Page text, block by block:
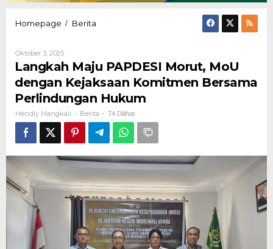
Homepage / Berita
MoU
Kejaksaan
Komitmen
Bersama
Perlindungan
Hukum
Oktober 3, 2025Oleh
Hendly
Mangkali
Langkah Maju PAPDESI Morut, MoU
dengan Kejaksaan Komitmen Bersama
Perlindungan Hukum
Hendly Mangkali - Berita - 74 Dilihat